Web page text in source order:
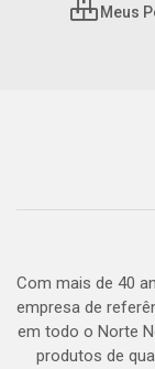
Meus
Com mais de 40
empresa de
em todo o Norte
produtos de